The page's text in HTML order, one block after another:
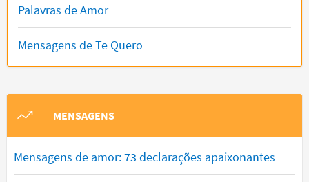
Palavras de Amor
Mensagens de Te Quero
MENSAGENS
Mensagens de amor: 73 declarações apaixonantes